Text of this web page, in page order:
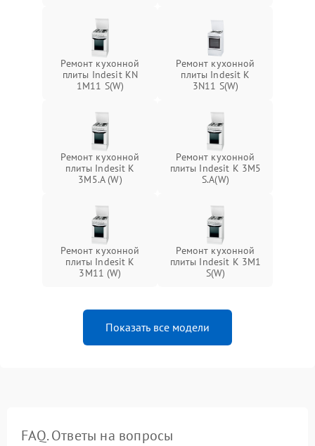
Ремонт кухонной
плиты Indesit KN
1M11 S(W)
Ремонт кухонной
плиты Indesit K
3N11 S(W)
Ремонт кухонной
плиты Indesit K
3M5.A (W)
Ремонт кухонной
плиты Indesit K 3M5
S.A(W)
Ремонт кухонной
плиты Indesit K
3M11 (W)
Ремонт кухонной
плиты Indesit K 3M1
S(W)
Показать все модели
FAQ. Ответы на вопросы